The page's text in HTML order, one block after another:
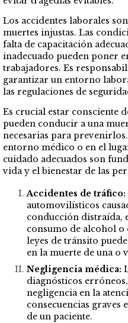
Los accidentes laborales
muertes injustas. Las
falta de capacitación
inadecuado pueden poner
trabajadores. Es
garantizar un entorno
las regulaciones de
Es crucial estar consciente
pueden conducir a una
necesarias para
entorno médico o en el
cuidado adecuados son
vida y el bienestar de las
Accidentes de tráfico:
automovilísticos
conducción distraída,
consumo de alcohol o
leyes de tránsito
en la muerte de una o
Negligencia médica:
diagnósticos
negligencia en la
consecuencias graves
de un paciente.